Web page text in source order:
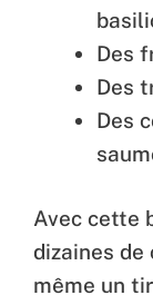
Des
Des
Des
Avec cette
dizaines de
même un